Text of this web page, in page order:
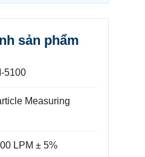
sản phẩm
5100
Measuring
LPM ± 5%